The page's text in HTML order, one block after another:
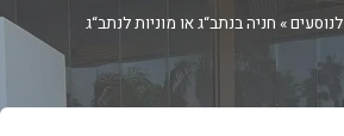
» חניה בנתב“ג או מוניות לנתב“ג